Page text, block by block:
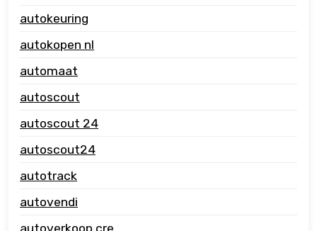
autokeuring
autokopen nl
automaat
autoscout
autoscout 24
autoscout24
autotrack
autovendi
autoverkoop cre